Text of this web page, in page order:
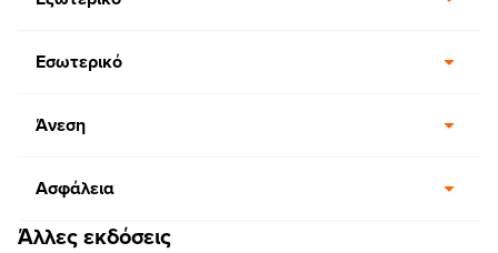
Εσωτερικό
Άνεση
Ασφάλεια
Άλλες εκδόσεις